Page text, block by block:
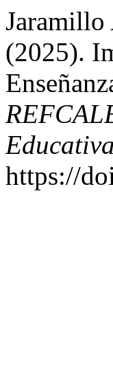
Jaramillo
(2025).
https://